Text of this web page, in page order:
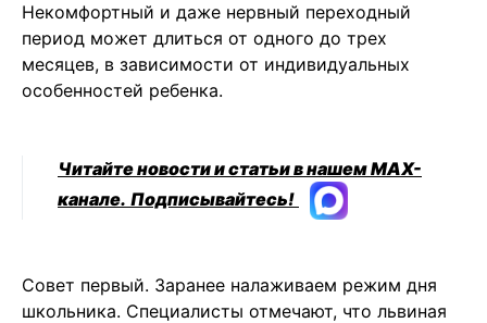
Некомфортный и даже нервный переходный
период может длиться от одного до трех
месяцев, в зависимости от индивидуальных
особенностей ребенка.
Читайте новости и статьи в нашем MAX-
канале. Подписывайтесь!
Совет первый. Заранее налаживаем режим дня
школьника. Специалисты отмечают, что львиная